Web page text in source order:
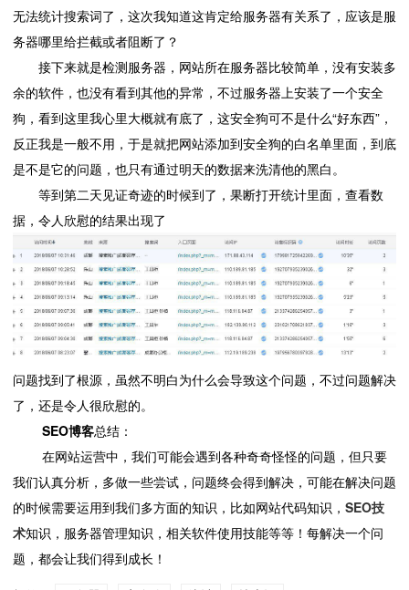
无法统计搜索词了，这次我知道这肯定给服务器有关系了，应该是服
务器哪里给拦截或者阻断了？
接下来就是检测服务器，网站所在服务器比较简单，没有安装多
余的软件，也没有看到其他的异常，不过服务器上安装了一个安全
狗，看到这里我心里大概就有底了，这安全狗可不是什么“好东西”，
反正我是一般不用，于是就把网站添加到安全狗的白名单里面，到底
是不是它的问题，也只有通过明天的数据来洗清他的黑白。
等到第二天见证奇迹的时候到了，果断打开统计里面，查看数
据，令人欣慰的结果出现了
问题找到了根源，虽然不明白为什么会导致这个问题，不过问题解决
了，还是令人很欣慰的。
SEO博客总结：
在网站运营中，我们可能会遇到各种奇奇怪怪的问题，但只要
我们认真分析，多做一些尝试，问题终会得到解决，可能在解决问题
的时候需要运用到我们多方面的知识，比如网站代码知识， SEO技
术知识，服务器管理知识，相关软件使用技能等等！每解决一个问
题，都会让我们得到成长！